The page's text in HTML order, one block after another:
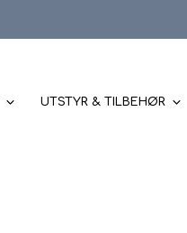
UTSTYR & TILBEHØR